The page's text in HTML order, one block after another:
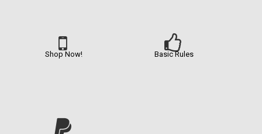
Shop Now! Basic Rules